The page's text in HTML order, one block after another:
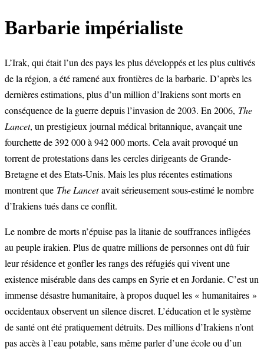
Barbarie impérialiste
L’Irak, qui était l’un des pays les plus développés et les plus cultivés
de la région, a été ramené aux frontières de la barbarie. D’après les
dernières estimations, plus d’un million d’Irakiens sont morts en
conséquence de la guerre depuis l’invasion de 2003. En 2006, The
Lancet, un prestigieux journal médical britannique, avançait une
fourchette de 392 000 à 942 000 morts. Cela avait provoqué un
torrent de protestations dans les cercles dirigeants de Grande-
Bretagne et des Etats-Unis. Mais les plus récentes estimations
montrent que The Lancetavait sérieusement sous-estimé le nombre
d’Irakiens tués dans ce conflit.
Le nombre de morts n’épuise pas la litanie de souffrances infligées
au peuple irakien. Plus de quatre millions de personnes ont dû fuir
leur résidence et gonfler les rangs des réfugiés qui vivent une
existence misérable dans des camps en Syrie et en Jordanie. C’est un
immense désastre humanitaire, à propos duquel les « humanitaires »
occidentaux observent un silence discret. L’éducation et le système
de santé ont été pratiquement détruits. Des millions d’Irakiens n’ont
pas accès à l’eau potable, sans même parler d’une école ou d’un